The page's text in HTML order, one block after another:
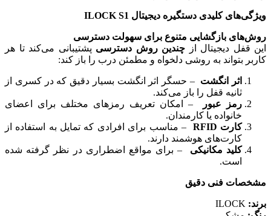
ویژگی‌های کلیدی دستگیره دیجیتال ILOCK S1
روش‌های بازگشایی متنوع برای سهولت دسترسی
این قفل دیجیتال از چندین روش دسترسی پشتیبانی می‌کند تا هر
کاربر بتواند به روشی دلخواه و مطمئن درب را باز کند:
اثر انگشت – حسگر اثر انگشت بسیار دقیق که در کسری از
ثانیه قفل را باز می‌کند.
رمز عبور
– امکان تعریف رمزهای مختلف برای اعضای
خانواده یا کارمندان.
کارت RFID
– مناسب برای افرادی که تمایل به استفاده از
کارت‌های هوشمند دارند.
کلید مکانیکی – برای مواقع اضطراری در نظر گرفته شده
است.
مشخصات فنی دقیق
برند: